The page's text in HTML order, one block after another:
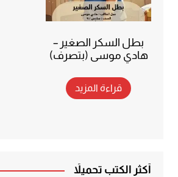
بطل السكر الصغير –
هادي موسى (بتصرف)
قراءة المزيد
أكثر الكتب تحميلاً